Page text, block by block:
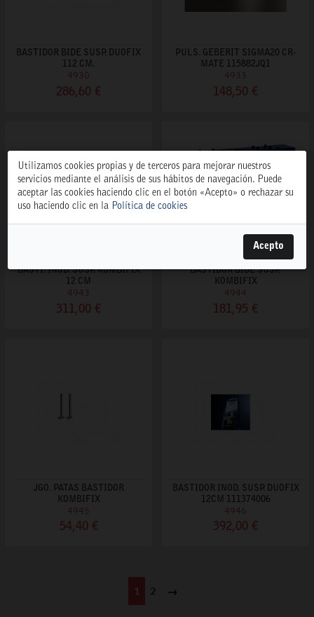
BASTIDOR BIDE SUSP. DUOFIX
112 CM.
4930
286,60 €
PULS. GEBERIT SIGMA20 CR-
MATE 115882JQ1
4933
148,50 €
BASTI. INOD. SUSP. KOMBIFIX
12 CM
4943
311,00 €
BASTIDOR BIDE SUSP.
KOMBIFIX
4944
181,95 €
JGO. PATAS BASTIDOR
KOMBIFIX
4945
54,40 €
BASTIDOR INOD. SUSP. DUOFIX
12CM 111374006
4946
392,00 €
1 2 Siguiente
Utilizamos cookies propias y de terceros para mejorar nuestros
servicios mediante el análisis de sus hábitos de navegación. Puede
aceptar las cookies haciendo clic en el botón «Acepto» o rechazar su
uso haciendo clic en la Política de cookies
Acepto